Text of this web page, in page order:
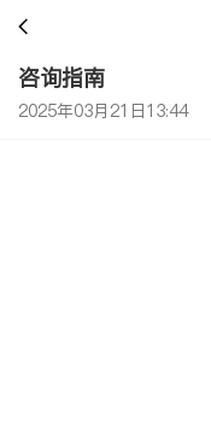
咨询指南
2025年03月21日13:44